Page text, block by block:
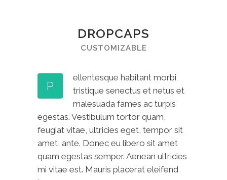
DROPCAPS
CUSTOMIZABLE
P
ellentesque habitant morbi
tristique senectus et netus et
malesuada fames ac turpis
egestas. Vestibulum tortor quam,
feugiat vitae, ultricies eget, tempor sit
amet, ante. Donec eu libero sit amet
quam egestas semper. Aenean ultricies
mi vitae est. Mauris placerat eleifend